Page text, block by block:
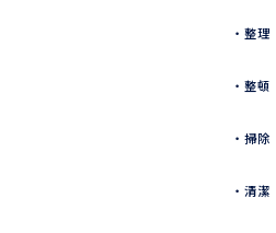
・整理
・整頓
・掃除
・清潔